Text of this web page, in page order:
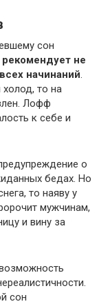
сон
рекомендует не
начинаний.
то на
Лофф
к себе и
о
бедах. Но
то наяву у
мужчинам,
и вину за
сон